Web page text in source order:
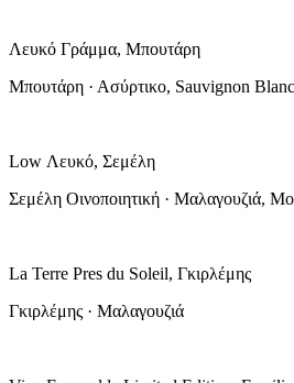
Λευκό Γράμμα, Μπουτάρη
Μπουτάρη · Ασύρτικο, Sauvignon
Low Λευκό, Σεμέλη
Σεμέλη Οινοποιητική · Μαλαγουζιά,
La Terre Pres du Soleil, Γκιρλέμης
Γκιρλέμης · Μαλαγουζιά